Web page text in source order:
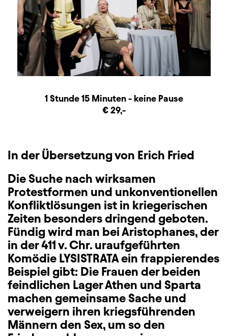
BeschreibungInformation
Dauer und Pausen
1 Stunde 15 Minuten - keine Pause
€ 29,-
In der Übersetzung von Erich Fried
Die Suche nach wirksamen
Protestformen und unkonventionellen
Konfliktlösungen ist in kriegerischen
Zeiten besonders dringend geboten.
Fündig wird man bei Aristophanes, der
in der 411 v. Chr. uraufgeführten
Komödie LYSISTRATA ein frappierendes
Beispiel gibt: Die Frauen der beiden
feindlichen Lager Athen und Sparta
machen gemeinsame Sache und
verweigern ihren kriegsführenden
Männern den Sex, um so den